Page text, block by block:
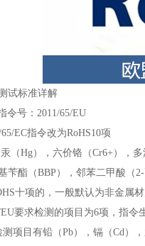
试标准详解
号：2011/65/EU
EC指令改为RoHS10项
Hg），六价铬（Cr6+），多
苄酯（BBP），邻苯二甲酸（
项的，一般默认为非金属材
要求检测的项目为6项，指令生
目有铅（Pb），镉（Cd），